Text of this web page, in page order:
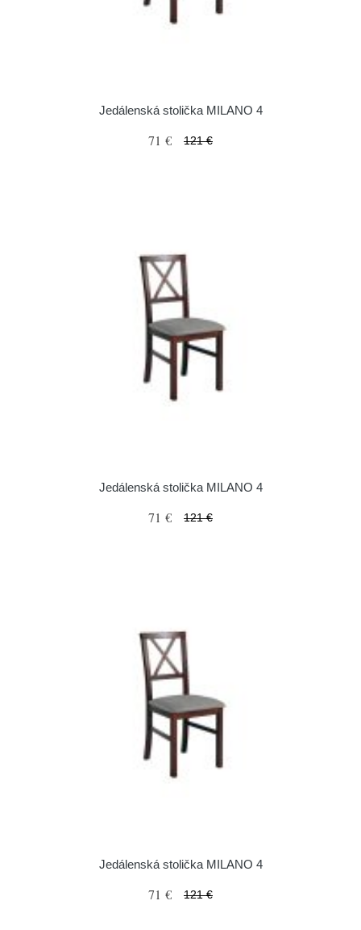
Jedálenská stolička MILANO 4
71 € 121 €
Jedálenská stolička MILANO 4
71 € 121 €
Jedálenská stolička MILANO 4
71 € 121 €